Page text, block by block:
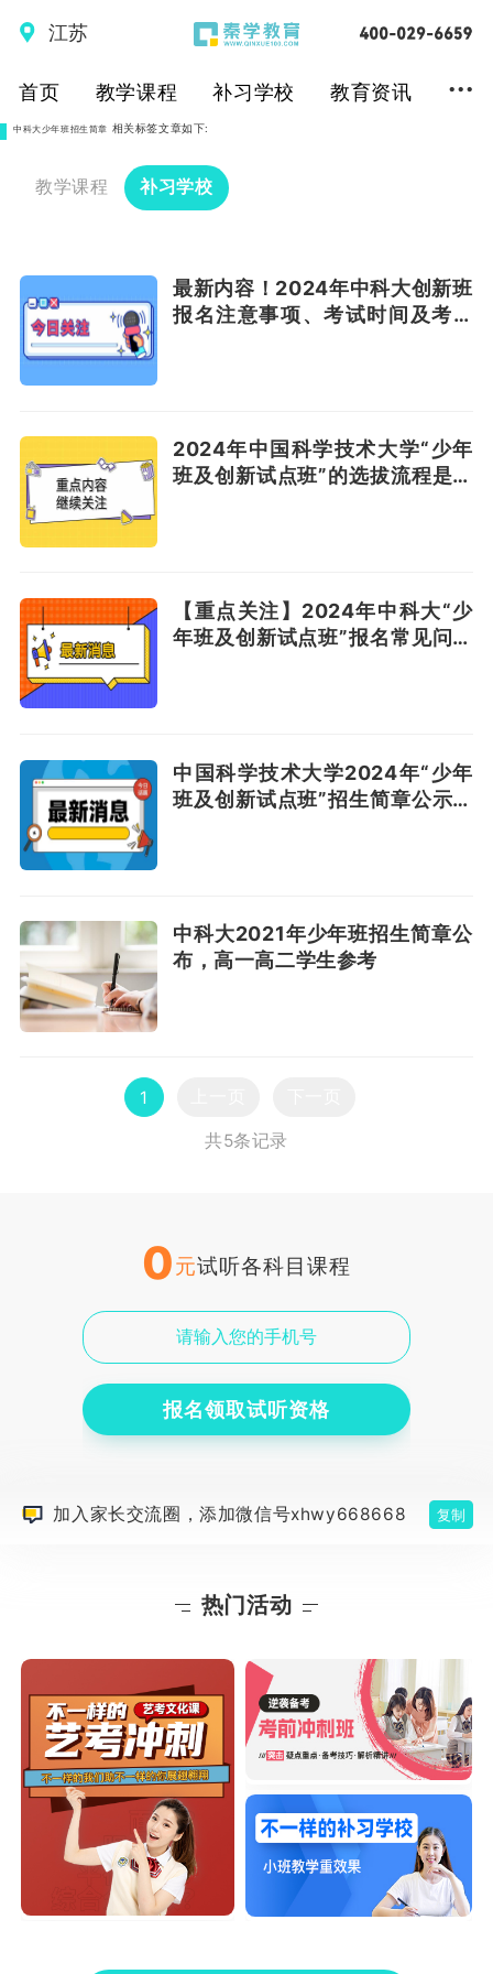
江苏
首页 教学课程 补习学校 教育资讯 ...
中科大少年班招生简章 相关标签文章如下:
教学课程 补习学校
最新内容！2024年中科大创新班
报名注意事项、考试时间及考核
2024年中国科学技术大学“少年
班及创新试点班”的选拔流程是什
【重点关注】2024年中科大“少
年班及创新试点班”报名常见问题
中国科学技术大学2024年“少年
班及创新试点班”招生简章公示及
中科大2021年少年班招生简章公
布，高一高二学生参考
1
共5条记录
0元试听各科目课程
报名领取试听资格
加入家长交流圈，添加微信号xhwy668668 复制
热门活动